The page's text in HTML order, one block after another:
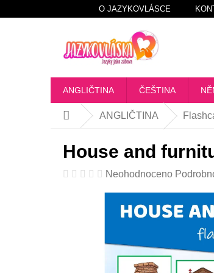
na
O JAZYKOVLÁSCE
ANGLIČTINA ČEŠTINA
DomůANGLIČTINA
House and
Průměrné
produktu
Neohodnoceno